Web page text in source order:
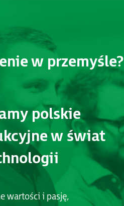
w przemyśle?
polskie
w świat
wartości i pasję,